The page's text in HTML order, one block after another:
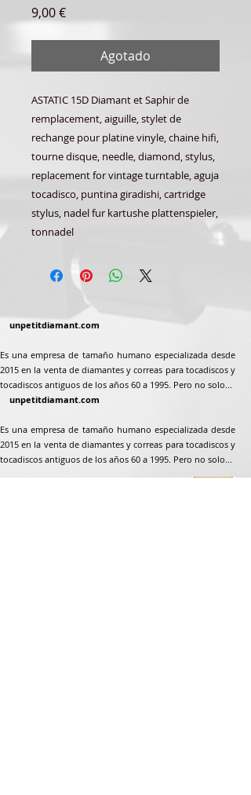
9,00 €Precio
Agotado
ASTATIC 15D Diamant et Saphir de
remplacement, aiguille, stylet de
rechange pour platine vinyle, chaine hifi,
tourne disque, needle, diamond, stylus,
replacement for vintage turntable, aguja
tocadisco, puntina giradishi, cartridge
stylus, nadel fur kartushe plattenspieler,
tonnadel
unpetitdiamant.com
Es una empresa de tamaño humano especializada desde
2015 en la venta de diamantes y correas para tocadiscos y
tocadiscos antiguos de los años 60 a 1995. Pero no solo...
unpetitdiamant.com
Es una empresa de tamaño humano especializada desde
2015 en la venta de diamantes y correas para tocadiscos y
tocadiscos antiguos de los años 60 a 1995. Pero no solo...